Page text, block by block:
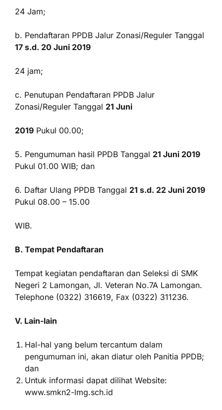
24 Jam;
b. Pendaftaran PPDB Jalur Zonasi/Reguler Tanggal
17 s.d. 20 Juni 2019
24 jam;
c. Penutupan Pendaftaran PPDB Jalur
Zonasi/Reguler Tanggal 21 Juni
2019 Pukul 00.00;
5. Pengumuman hasil PPDB Tanggal 21 Juni 2019
Pukul 01.00 WIB; dan
6. Daftar Ulang PPDB Tanggal 21 s.d. 22 Juni 2019
Pukul 08.00 – 15.00
WIB.
B. Tempat Pendaftaran
Tempat kegiatan pendaftaran dan Seleksi di SMK
Negeri 2 Lamongan, Jl. Veteran No.7A Lamongan.
Telephone (0322) 316619, Fax (0322) 311236.
V. Lain-lain
Hal-hal yang belum tercantum dalam
pengumuman ini, akan diatur oleh Panitia PPDB;
dan
Untuk informasi dapat dilihat Website:
www.smkn2-lmg.sch.id